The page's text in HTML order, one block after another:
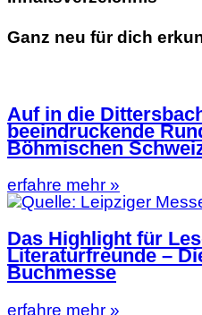
Ganz neu für dich
Auf in die
beeindruckende
Böhmischen
erfahre mehr »
Das Highlight für
Literaturfreunde –
Buchmesse
erfahre mehr »